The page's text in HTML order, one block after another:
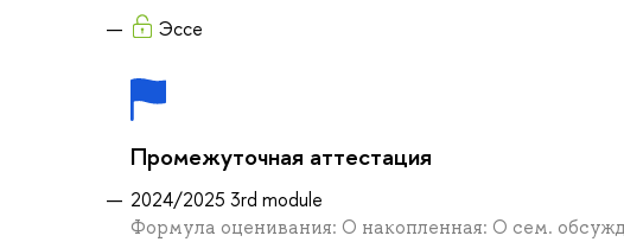
Эссе
Промежуточная аттестация
2024/2025 3rd module
Формула оценивания: О накопленная: О сем.